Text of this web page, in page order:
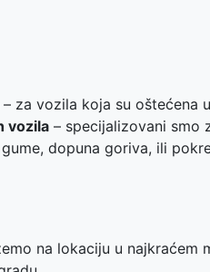
– za vozila koja su oštećena
vozila – specijalizovani smo
dopuna goriva, ili
na lokaciju u najkraćem